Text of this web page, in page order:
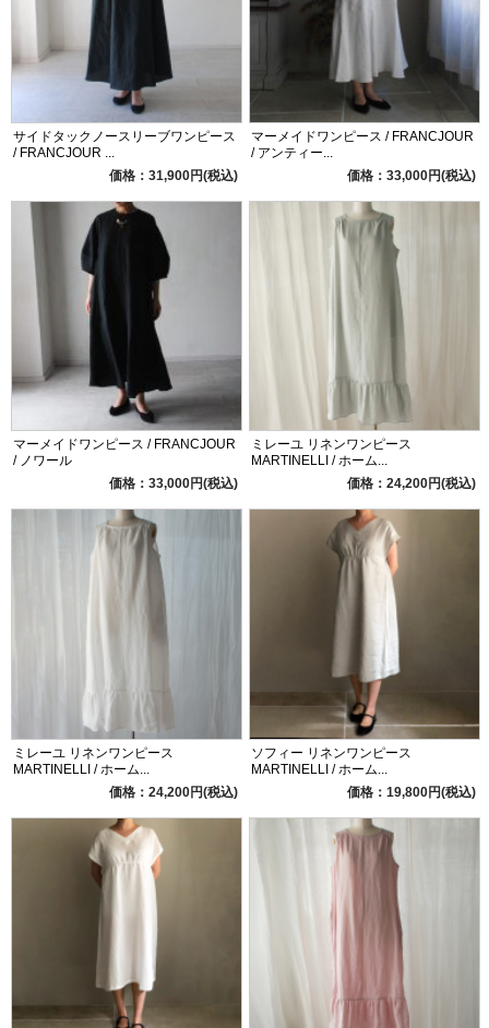
サイドタックノースリーブワンピース
/ FRANCJOUR ...
価格：31,900円(税込)
マーメイドワンピース / FRANCJOUR
/ アンティー...
価格：33,000円(税込)
マーメイドワンピース / FRANCJOUR
/ ノワール
価格：33,000円(税込)
ミレーユ リネンワンピース
MARTINELLI / ホーム...
価格：24,200円(税込)
ミレーユ リネンワンピース
MARTINELLI / ホーム...
価格：24,200円(税込)
ソフィー リネンワンピース
MARTINELLI / ホーム...
価格：19,800円(税込)